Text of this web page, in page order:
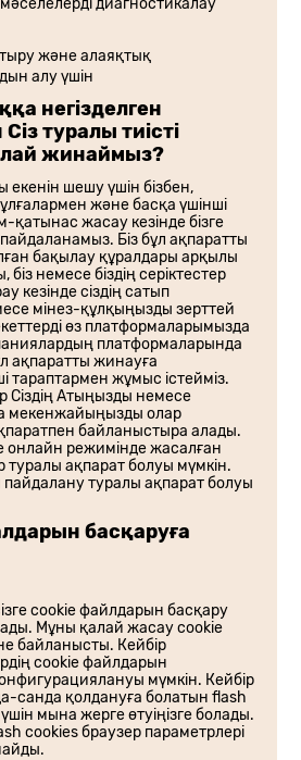
диагностикалау
және алаяқтық
алу үшін
негізделген
туралы тиісті
жинаймыз?
екенін шешу үшін бізбен,
және басқа үшінші
жасау кезінде бізге
Біз бұл ақпаратты
бақылау құралдары арқылы
немесе біздің серіктестер
кезінде сіздің сатып
мінез-құлқыңызды зерттей
өз платформаларымызда
платформаларында
ақпаратты жинауға
тараптармен жұмыс істейміз.
Сіздің Атыңызды немесе
мекенжайыңызды олар
байланыстыра алады.
онлайн режимінде жасалған
туралы ақпарат болуы мүмкін.
туралы ақпарат болуы
басқаруға
cookie файлдарын басқару
Мұны қалай жасау cookie
байланысты. Кейбір
cookie файлдарын
мүмкін. Кейбір
санда қолдануға болатын flash
мына жерге өтуіңізге болады.
cookies браузер параметрлері